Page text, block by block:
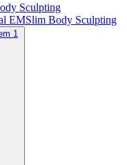
Sculpting
EMSlim Body Sculpting
1